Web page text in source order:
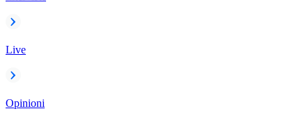
Live
Opinioni